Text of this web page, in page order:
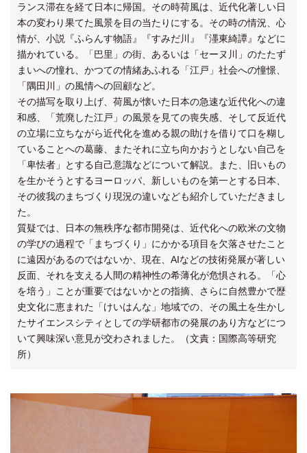
ランス滞在を経て日本に帰国。その時荷風は、近代化著しい日
本の変わり果てた風景を目の当たりにする。その時の情況、心
情が、小説『ふらんす物語』『すみだ川』『濹東綺譚』などに
描かれている。「巴里」の街、あるいは「セーヌ川」のたたず
まいへの憧れ、かつての情緒あふれる「江戸」社会への憧憬、
「隅田川」の風情への回顧など。
その描写を取り上げ、荷風が懐いた日本の急速な近代化への違
和感、「荒廃した江戸」の風景を見ての喪失感、そして反近代
の立場に立ちながら近代化を進める親の助けを借りて口を糊し
ていることへの葛藤、またそれに立ち向かおうとしない自己を
「卑怯者」とする自己意識などについて解説。また、旧いもの
を生かそうとするヨーロッパ、新しいものを第一とする日本、
その彼我のまちづくり現況の違いなども紹介していただきまし
た。
質疑では、日本の無秩序な都市開発は、近代化への欧米の文物
の学びの過程で「まちづくり」にかかる項目を欠落させたこと
に遠因があるのではないか、現在、AIなどの技術発展が著しい
反面、それを支える人間の精神性の希薄化が危惧される。「心
を培う」ことが重要ではないかとの指摘、さらに自然豊かで歴
史文化に恵まれた「けいはんな」地域での、その風土を生かし
たサイエンスシティとしての学研都市の発展のあり方などにつ
いて興味深い意見が交わされました。（文責：国際高等研究
所）